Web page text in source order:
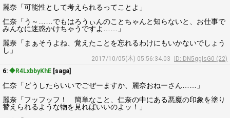
麗奈「可能性として考えられるってことよ」
仁奈「う～……でもはろうぃんのことちゃんと知らないと、お仕事で
みんなに迷惑かけちゃうですよ……」
麗奈「まぁそうよね、覚えたことを忘れるわけにもいかないでしょう
し」
2017/10/05(木) 05:56:34.03
ID: DN5ggIsG0 (22)
6: ◆R4LxbbyKhE [saga]
仁奈「どうしたらいいでごぜーますか、麗奈おねーさん……」
麗奈「フッフッフ！ 簡単なこと、仁奈の中にある悪魔の印象を塗り
替えられるような物を見ればいいのよッ！」